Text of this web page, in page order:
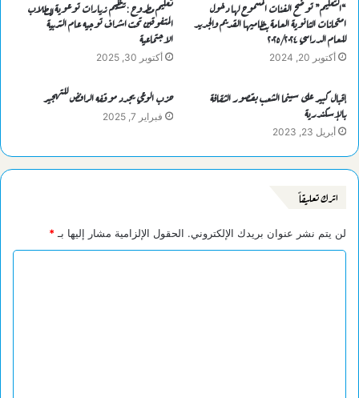
“التعليم” توضح الفئات المسموح لها دخول
امتحانات الثانوية العامة بنظاميها القديم والجديد
للعام الدراسي ٢٠٢٥/٢٠٢٤
أكتوبر 20, 2024
تعليم مطروح : تنظيم زيارات توعوية للطلاب
المتفوقين تحت اشراف توجيه عام التربية
الاجتماعية
أكتوبر 30, 2025
إقبال كبير على سينما الشعب بقصور الثقافة
بالإسكندرية
أبريل 23, 2023
حزب الوعي يجدد موقفه الرافض للتهجير
فبراير 7, 2025
اترك تعليقاً
لن يتم نشر عنوان بريدك الإلكتروني. الحقول الإلزامية مشار إليها بـ *